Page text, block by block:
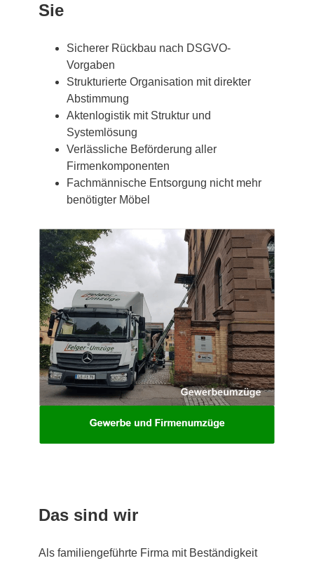
Sie
Sicherer Rückbau nach DSGVO-
Vorgaben
Strukturierte Organisation mit direkter
Abstimmung
Aktenlogistik mit Struktur und
Systemlösung
Verlässliche Beförderung aller
Firmenkomponenten
Fachmännische Entsorgung nicht mehr
benötigter Möbel
Das sind wir
Als familiengeführte Firma mit Beständigkeit